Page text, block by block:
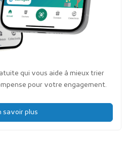
qui vous aide à mieux trier
pour votre engagement.
savoir plus